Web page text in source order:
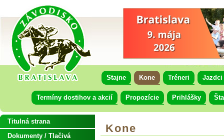
Stajne Kone Tréneri Jazdci
Termíny dostihov a akcií Propozície Prihlášky
Kone
Titulná strana
Dokumenty / Tlačivá